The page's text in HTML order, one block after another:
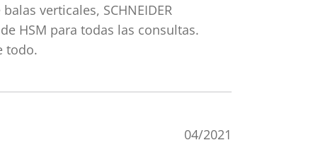
verticales, SCHNEIDER
HSM para todas las consultas.
todo.
04/2021